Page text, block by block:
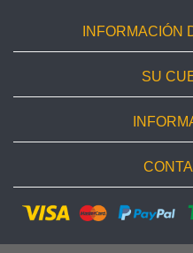
INFORMACIÓN
SU